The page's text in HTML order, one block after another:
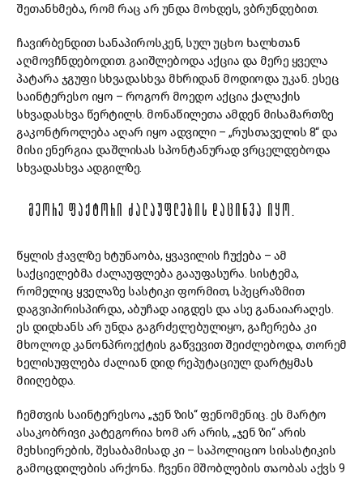
შეთანხმება, რომ რაც არ უნდა მოხდეს, ვბრუნდებით.
ჩავირბენდით სანაპიროსკენ, სულ უცხო ხალხთან
აღმოვჩნდებოდით. გაიშლებოდა აქცია და მერე ყველა
პატარა ჯგუფი სხვადასხვა მხრიდან მოდიოდა უკან. ესეც
საინტერესო იყო – როგორ მოედო აქცია ქალაქის
სხვადასხვა წერტილს. მონაწილეთა ამდენ მისამართზე
გაკონტროლება აღარ იყო ადვილი – „რუსთაველის 8“ და
მისი ენერგია დაშლისას სპონტანურად ვრცელდებოდა
სხვადასხვა ადგილზე.
ᲛᲔᲝᲠᲔ ᲤᲐᲥᲢᲝᲠᲘ ᲫᲐᲚᲐᲣᲤᲚᲔᲑᲘᲡ ᲓᲐᲪᲘᲜᲕᲐ ᲘᲧᲝ.
წყლის ჭავლზე ხტუნაობა, ყვავილის ჩუქება – ამ
საქციელებმა ძალაუფლება გააუფასურა. სისტემა,
რომელიც ყველაზე სასტიკი ფორმით, სპეცრაზმით
დაგვიპირისპირდა, აბუჩად აიგდეს და ასე განაიარაღეს.
ეს დიდხანს არ უნდა გაგრძელებულიყო, გაჩერება კი
მხოლოდ კანონპროექტის გაწვევით შეიძლებოდა, თორემ
ხელისუფლება ძალიან დიდ რეპუტაციულ დარტყმას
მიიღებდა.
ჩემთვის საინტერესოა „ჯენ ზის“ ფენომენიც. ეს მარტო
ასაკობრივი კატეგორია ხომ არ არის, „ჯენ ზი“ არის
მეხსიერების, შესაბამისად კი – საპოლიციო სისასტიკის
გამოცდილების არქონა. ჩვენი მშობლების თაობას აქვს 9